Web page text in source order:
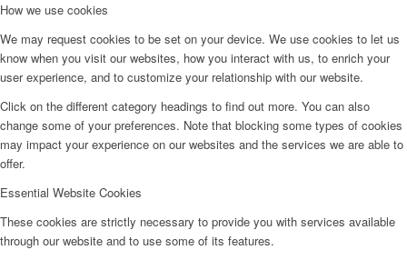
How we use cookies
We may request cookies to be set on your device. We use cookies to let us
know when you visit our websites, how you interact with us, to enrich your
user experience, and to customize your relationship with our website.
Click on the different category headings to find out more. You can also
change some of your preferences. Note that blocking some types of cookies
may impact your experience on our websites and the services we are able to
offer.
Essential Website Cookies
These cookies are strictly necessary to provide you with services available
through our website and to use some of its features.